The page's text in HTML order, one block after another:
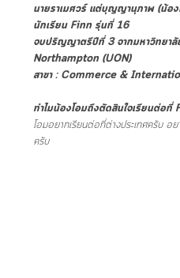
นายราเมศวร์ แต่บุญญานุภาพ (น้อง
นักเรียน Finn รุ่นที่ 16
จบปริญญาตรีปีที่ 3 จากมหาวิทยา
Northampton (UON)
สาขา : Commerce &
ทำไมน้องโอมถึงตัดสินใจเรียนต่อที่
โอมอยากเรียนต่อที่ต่างประเทศครับ อ
ครับ